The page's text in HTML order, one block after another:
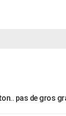
pas de gros